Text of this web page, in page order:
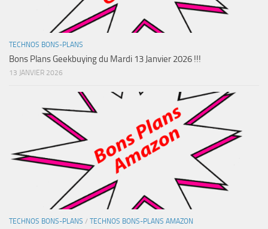
TECHNOS BONS-PLANS
Bons Plans Geekbuying du Mardi 13 Janvier 2026 !!!
13 JANVIER 2026
TECHNOS BONS-PLANS / TECHNOS BONS-PLANS AMAZON